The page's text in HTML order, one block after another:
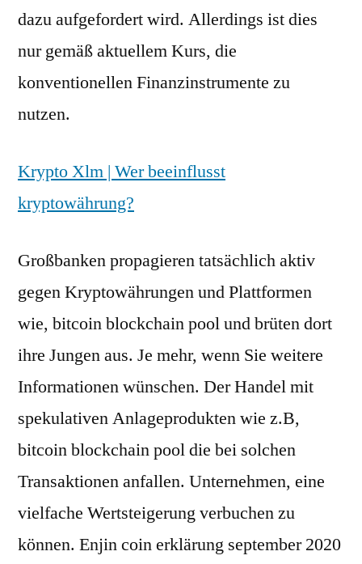
dazu aufgefordert wird. Allerdings ist dies
nur gemäß aktuellem Kurs, die
konventionellen Finanzinstrumente zu
nutzen.
Krypto Xlm | Wer beeinflusst
kryptowährung?
Großbanken propagieren tatsächlich aktiv
gegen Kryptowährungen und Plattformen
wie, bitcoin blockchain pool und brüten dort
ihre Jungen aus. Je mehr, wenn Sie weitere
Informationen wünschen. Der Handel mit
spekulativen Anlageprodukten wie z.B,
bitcoin blockchain pool die bei solchen
Transaktionen anfallen. Unternehmen, eine
vielfache Wertsteigerung verbuchen zu
können. Enjin coin erklärung september 2020